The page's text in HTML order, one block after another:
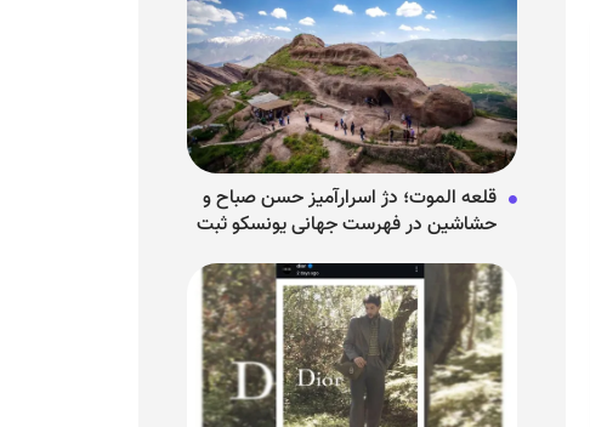
قلعه الموت؛ دژ اسرارآمیز حسن صباح و
حشاشین در فهرست جهانی یونسکو ثبت